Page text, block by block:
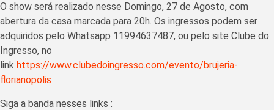
O show será realizado nesse Domingo, 27 de Agosto, com
abertura da casa marcada para 20h. Os ingressos podem ser
adquiridos pelo Whatsapp 11994637487, ou pelo site Clube do
Ingresso, no
link https://www.clubedoingresso.com/evento/brujeria-
florianopolis
Siga a banda nesses links :